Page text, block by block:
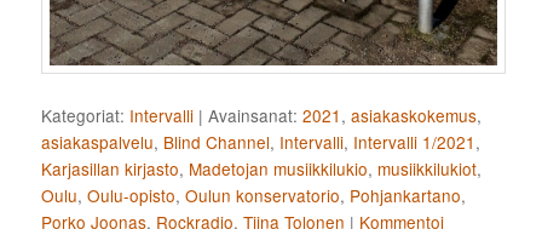
Kategoriat: Intervalli |Avainsanat: 2021 ,asiakaskokemus,
asiakaspalvelu, Blind Channel, Intervalli, Intervalli 1/2021 ,
Karjasillan kirjasto, Madetojan musiikkilukio, musiikkilukiot,
Oulu,Oulu-opisto,Oulun konservatorio, Pohjankartano,
Porko Joonas, Rockradio,Tiina Tolonen | Kommentoi